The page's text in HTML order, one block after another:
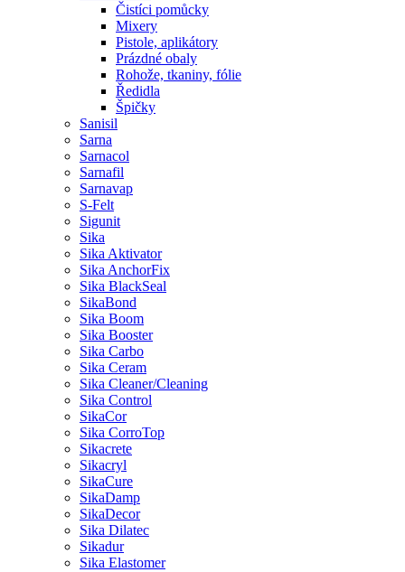
Čistíci pomůcky
Mixery
Pistole, aplikátory
Prázdné obaly
Rohože, tkaniny, fólie
Ředidla
Špičky
Sanisil
Sarna
Sarnacol
Sarnafil
Sarnavap
S-Felt
Sigunit
Sika
Sika Aktivator
Sika AnchorFix
Sika BlackSeal
SikaBond
Sika Boom
Sika Booster
Sika Carbo
Sika Ceram
Sika Cleaner/Cleaning
Sika Control
SikaCor
Sika CorroTop
Sikacrete
Sikacryl
SikaCure
SikaDamp
SikaDecor
Sika Dilatec
Sikadur
Sika Elastomer